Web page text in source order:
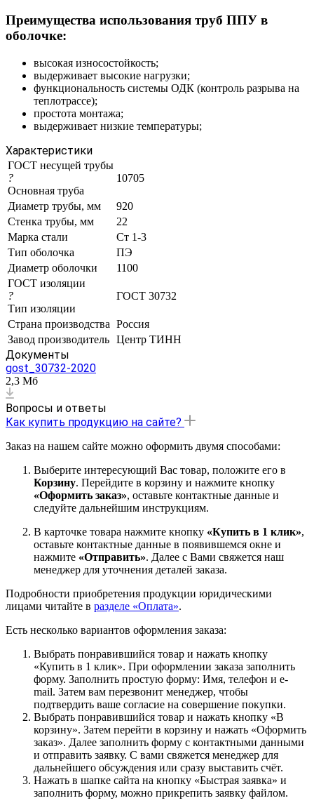
Преимущества использования труб ППУ в
оболочке:
высокая износостойкость;
выдерживает высокие нагрузки;
функциональность системы ОДК (контроль разрыва на
теплотрассе);
простота монтажа;
выдерживает низкие температуры;
Характеристики
ГОСТ несущей трубы
?
Основная труба
10705
Диаметр трубы, мм
920
Стенка трубы, мм
22
Марка стали
Ст 1-3
Тип оболочка
ПЭ
Диаметр оболочки
1100
ГОСТ изоляции
?
Тип изоляции
ГОСТ 30732
Страна производства Россия
Завод производитель Центр ТИНН
Документы
gost_30732-2020
2,3 Мб
Вопросы и ответы
Как купить продукцию на сайте?
Заказ на нашем сайте можно оформить двумя способами:
Выберите интересующий Вас товар, положите его в
Корзину. Перейдите в корзину и нажмите кнопку
«Оформить заказ», оставьте контактные данные и
следуйте дальнейшим инструкциям.
В карточке товара нажмите кнопку «Купить в 1 клик»,
оставьте контактные данные в появившемся окне и
нажмите «Отправить». Далее с Вами свяжется наш
менеджер для уточнения деталей заказа.
Подробности приобретения продукции юридическими
лицами читайте в разделе «Оплата».
Есть несколько вариантов оформления заказа:
Выбрать понравившийся товар и нажать кнопку
«Купить в 1 клик». При оформлении заказа заполнить
форму. Заполнить простую форму: Имя, телефон и e-
mail. Затем вам перезвонит менеджер, чтобы
подтвердить ваше согласие на совершение покупки.
Выбрать понравившийся товар и нажать кнопку «В
корзину». Затем перейти в корзину и нажать «Оформить
заказ». Далее заполнить форму с контактными данными
и отправить заявку. С вами свяжется менеджер для
дальнейшего обсуждения или сразу выставить счёт.
Нажать в шапке сайта на кнопку «Быстрая заявка» и
заполнить форму, можно прикрепить заявку файлом.